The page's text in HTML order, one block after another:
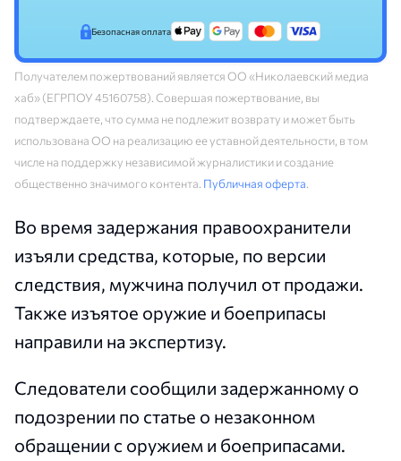
Безопасная оплата
Получателем пожертвований является ОО «Николаевский медиа
хаб» (ЕГРПОУ 45160758). Совершая пожертвование, вы
подтверждаете, что сумма не подлежит возврату и может быть
использована ОО на реализацию ее уставной деятельности, в том
числе на поддержку независимой журналистики и создание
общественно значимого контента. Публичная оферта.
Во время задержания правоохранители
изъяли средства, которые, по версии
следствия, мужчина получил от продажи.
Также изъятое оружие и боеприпасы
направили на экспертизу.
Следователи сообщили задержанному о
подозрении по статье о незаконном
обращении с оружием и боеприпасами.